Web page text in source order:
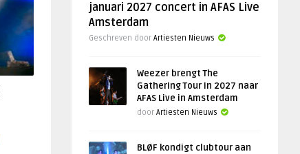
januari 2027 concert in AFAS Live
Amsterdam
Geschreven door Artiesten Nieuws
Weezer brengt The
Gathering Tour in 2027 naar
AFAS Live in Amsterdam
door Artiesten Nieuws
BLØF kondigt clubtour aan